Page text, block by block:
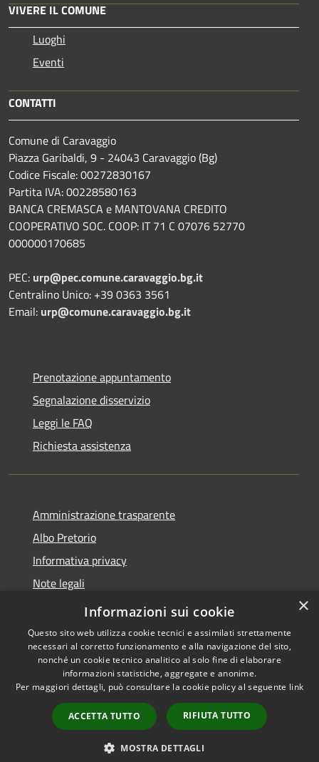
VIVERE IL COMUNE
Luoghi
Eventi
CONTATTI
Comune di Caravaggio
Piazza Garibaldi, 9 - 24043 Caravaggio (Bg)
Codice Fiscale: 00272830167
Partita IVA: 00228580163
BANCA CREMASCA e MANTOVANA CREDITO
COOPERATIVO SOC. COOP: IT 71 C 07076 52770
000000170685
PEC: urp@pec.comune.caravaggio.bg.it
Centralino Unico: +39 0363 3561
Email: urp@comune.caravaggio.bg.it
Prenotazione appuntamento
Segnalazione disservizio
Leggi le FAQ
Richiesta assistenza
Amministrazione trasparente
Albo Pretorio
Informativa privacy
Note legali
Dichiarazione di accessibilità
Accessibilità
Copyright © 2026 • Comune di
Caravaggio • Powered by
Municipium•
Accesso
redazione
×
Informazioni sui cookie
Questo sito web utilizza cookie tecnici e assimilati strettamente
necessari al corretto funzionamento e alla navigazione del sito,
nonché un cookie tecnico analitico al solo fine di elaborare
informazioni statistiche, aggregate e anonime.
Per maggiori dettagli, può consultare la cookie policy al seguente link
ACCETTA TUTTO RIFIUTA TUTTO
MOSTRA DETTAGLI